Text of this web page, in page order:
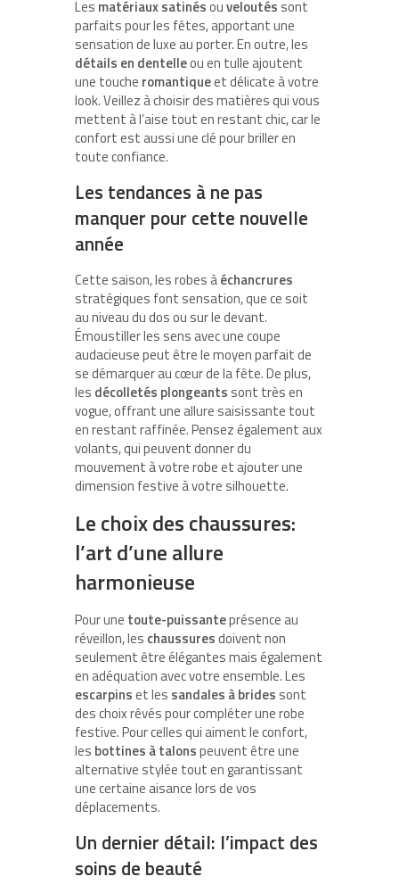
Les matériaux satinésouveloutés sont
parfaits pour les fêtes, apportant une
sensation de luxe au porter. En outre, les
détails en dentelleou en tulle ajoutent
une touche romantiqueet délicate à votre
look. Veillez à choisir des matières qui vous
mettent à l’aise tout en restant chic, car le
confort est aussi une clé pour briller en
toute confiance.
Les tendances à ne pas
manquer pour cette nouvelle
année
Cette saison, les robes àéchancrures
stratégiques font sensation, que ce soit
au niveau du dos ou sur le devant.
Émoustiller les sens avec une coupe
audacieuse peut être le moyen parfait de
se démarquer au cœur de la fête. De plus,
les décolletés plongeants sont très en
vogue, offrant une allure saisissante tout
en restant raffinée. Pensez également aux
volants, qui peuvent donner du
mouvement à votre robe et ajouter une
dimension festive à votre silhouette.
Le choix des chaussures:
l’art d’une allure
harmonieuse
Pour une toute-puissanteprésence au
réveillon, les chaussuresdoivent non
seulement être élégantes mais également
en adéquation avec votre ensemble. Les
escarpinset les sandales à brides sont
des choix rêvés pour compléter une robe
festive. Pour celles qui aiment le confort,
les bottines à talonspeuvent être une
alternative stylée tout en garantissant
une certaine aisance lors de vos
déplacements.
Un dernier détail: l’impact des
soins de beauté